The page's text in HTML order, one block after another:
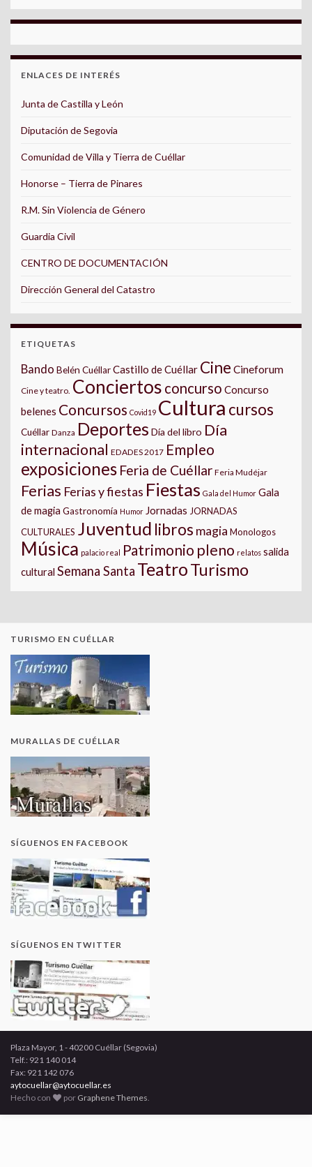
ENLACES DE INTERÉS
Junta de Castilla y León
Diputación de Segovia
Comunidad de Villa y Tierra de Cuéllar
Honorse – Tierra de Pinares
R.M. Sin Violencia de Género
Guardia Civil
CENTRO DE DOCUMENTACIÓN
Dirección General del Catastro
ETIQUETAS
Bando Belén CuéllarCastillo de Cuéllar Cine Cineforum
Cine y teatro. Conciertos concurso Concurso
belenes Concursos Covid19 Cultura cursos
Cuéllar Danza Deportes Día del libro Día
internacional EDADES 2017 Empleo
exposiciones Feria de Cuéllar Feria Mudéjar
Ferias Ferias y fiestas Fiestas Gala del Humor Gala
de magia Gastronomía Humor Jornadas JORNADAS
CULTURALES Juventud libros magia Monologos
Música palacio real Patrimonio pleno relatos salida
cultural Semana Santa TeatroTurismo
TURISMO EN CUÉLLAR
MURALLAS DE CUÉLLAR
SÍGUENOS EN FACEBOOK
SÍGUENOS EN TWITTER
Plaza Mayor, 1 - 40200 Cuéllar (Segovia)
Telf.: 921 140 014
Fax: 921 142 076
aytocuellar@aytocuellar.es
Hecho con
por Graphene Themes